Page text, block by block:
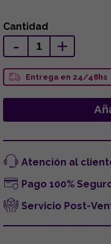
Cantidad
- +
Entrega en 24/48hs
Atención al
Pago 100%
Servicio Post-